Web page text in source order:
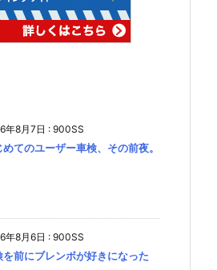
年8月7日 : 900SS
めてのユーザー車検、その前夜。
年8月6日 : 900SS
を前にブレンボが好きになった